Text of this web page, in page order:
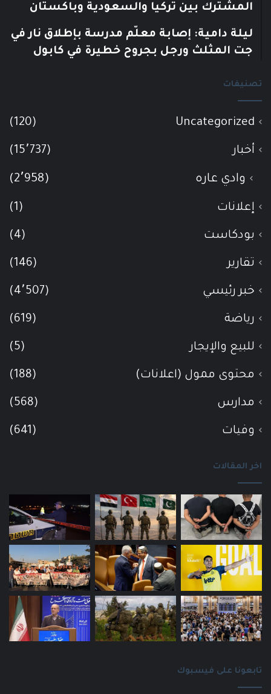
المشترك بين تركيا والسعودية وباكستان
ليلة دامية: إصابة معلّم مدرسة بإطلاق نار في
جت المثلث ورجل بجروح خطيرة في كابول
تصنيفات
Uncategorized
(120)
أخبار (15٬737)
وادي عاره (2٬958)
إعلانات (1)
بودكاست (4)
تقارير (146)
خبر رئيسي (4٬507)
رياضة (619)
للبيع والإيجار (5)
محتوى ممول (اعلانات) (188)
مدارس (568)
وفيات (641)
اخر المقالات
تابعونا على فيسبوك